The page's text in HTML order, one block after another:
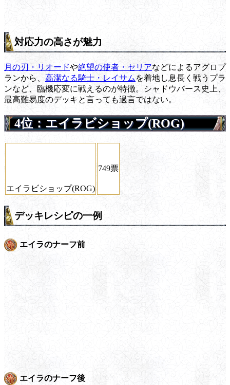
対応力の高さが魅力
月の刃・リオードや絶望の使者・セリアなどによるアグロプ
ランから、 高潔なる騎士・レイサム を着地し息長く戦うプラ
ンなど、臨機応変に戦えるのが特徴。シャドウバース史上、
最高難易度のデッキと言っても過言ではない。
4位：エイラビショップ(ROG)
エイラビショップ(ROG)
749票
デッキレシピの一例
エイラのナーフ前
エイラのナーフ後